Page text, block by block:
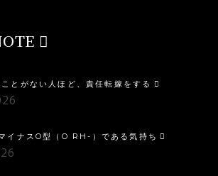
とがない人ほど、責任転嫁をする
イナスO型（O RH-）である気持ち